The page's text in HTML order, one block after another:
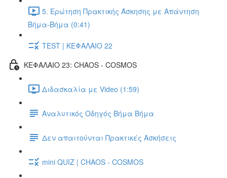
5. Ερώτηση Πρακτικής Άσκησης με Απάντηση
Βήμα-Βήμα (0:41)
TEST | ΚΕΦΑΛΑΙΟ 22
ΚΕΦΑΛΑΙΟ 23: CHAOS - COSMOS
Διδασκαλία με Video (1:59)
Αναλυτικός Οδηγός Βήμα Βήμα
Δεν απαιτούνται Πρακτικές Ασκήσεις
mini QUIZ | CHAOS - COSMOS